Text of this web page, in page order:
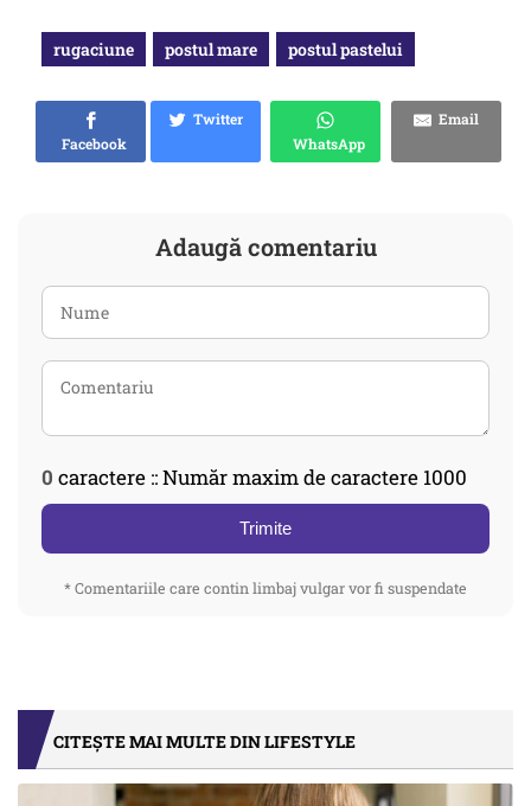
rugaciune postul mare postul pastelui
Facebook
Twitter
WhatsApp
Email
Adaugă comentariu
0 caractere :: Număr maxim de caractere 1000
Trimite
* Comentariile care contin limbaj vulgar vor fi suspendate
CITEȘTE MAI MULTE DIN LIFESTYLE